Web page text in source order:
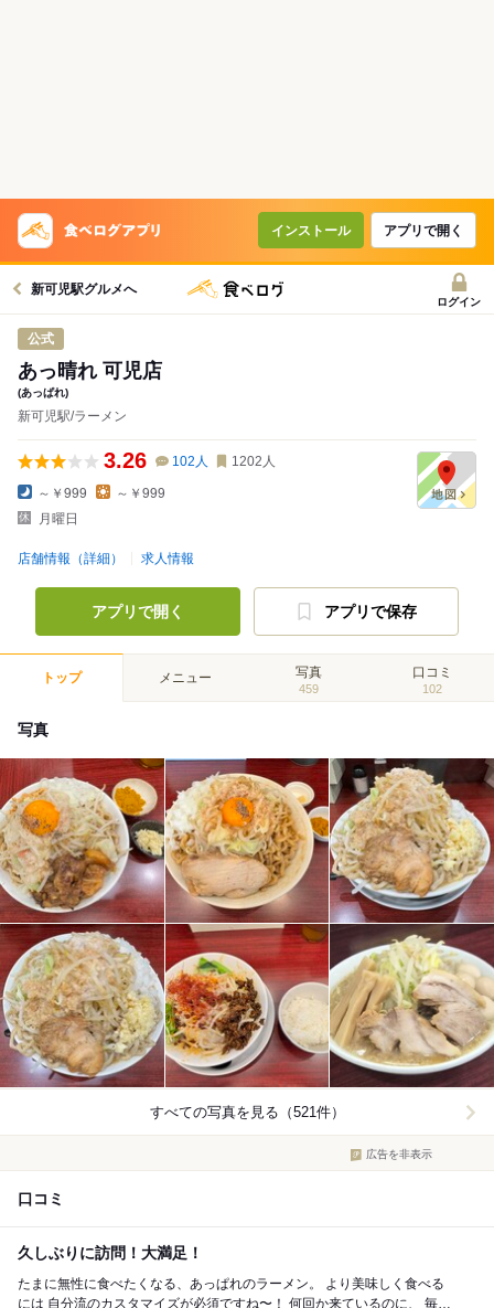
インストール アプリで開く
新可児駅グルメへ
ログイン
公式
あっ晴れ 可児店
(あっぱれ)
新可児駅/ラーメン
3.26 102 人 1202 人
～￥999
～￥999
月曜日
店舗情報（詳細） 求人情報
アプリで開く アプリで保存
トップ メニュー 写真
459
口コミ
102
写真
すべての写真を見る（521件）
広告を非表示
口コミ
久しぶりに訪問！大満足！
たまに無性に食べたくなる、あっぱれのラーメン。 より美味しく食べる
には 自分流のカスタマイズが必須ですね〜！ 何回か来ているのに、 毎回